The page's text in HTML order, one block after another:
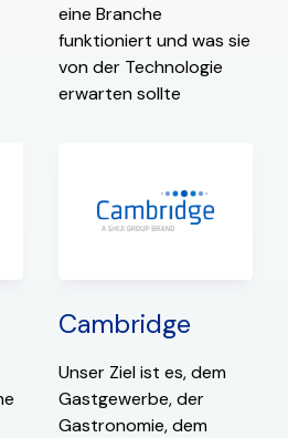
eine Branche
funktioniert und was sie
von der Technologie
erwarten sollte
Cambridge
Unser Ziel ist es, dem
Gastgewerbe, der
Gastronomie, dem